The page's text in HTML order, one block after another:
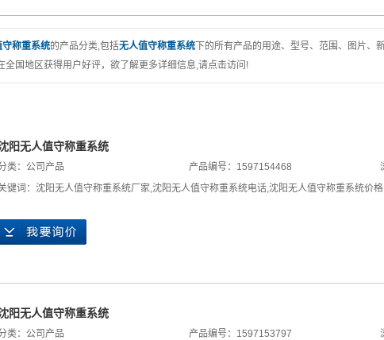
守称重系统的产品分类,包括无人值守称重系统 下的所有产品的用途、型号、范围、图片、
国地区获得用户好评，欲了解更多详细信息,请点击访问!
阳无人值守称重系统
类： 公司产品 产品编号：1597154468
键词： 沈阳无人值守称重系统厂家,沈阳无人值守称重系统电话,沈阳无人值守称重系统价格
阳无人值守称重系统
类： 公司产品 产品编号：1597153797